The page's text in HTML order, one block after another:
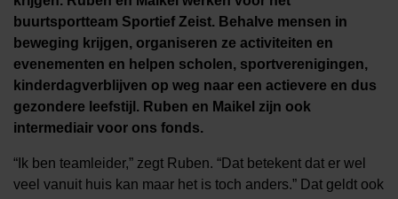
buurtsportteam Sportief Zeist. Behalve mensen in
beweging krijgen, organiseren ze activiteiten en
evenementen en helpen scholen, sportverenigingen,
kinderdagverblijven op weg naar een actievere en dus
gezondere leefstijl. Ruben en Maikel zijn ook
intermediair voor ons fonds.
“Ik ben teamleider,” zegt Ruben. “Dat betekent dat er wel
veel vanuit huis kan maar het is toch anders.” Dat geldt ook